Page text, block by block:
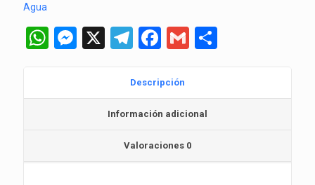
Agua
WhatsApp
Messenger
X Telegram
Facebook
Gmail
Descripción
Información adicional
Valoraciones 0